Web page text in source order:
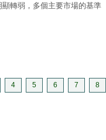
轉弱，多個主要市場的基準
4 5 6 7 8